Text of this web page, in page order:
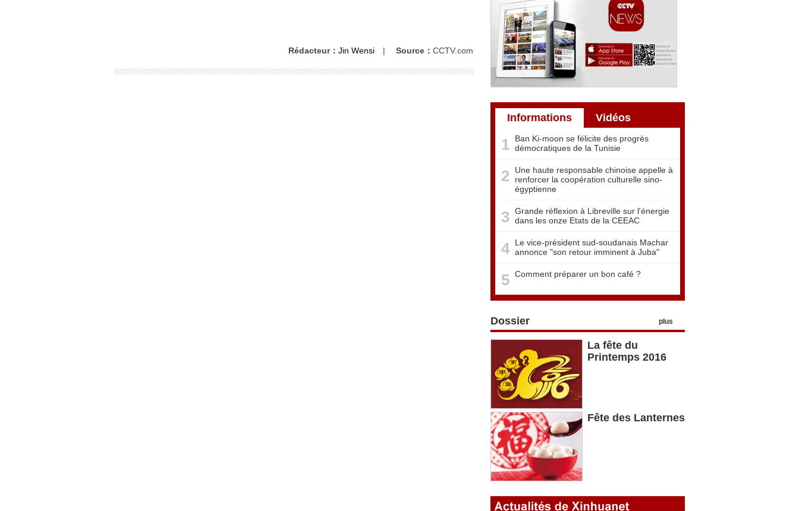
Rédacteur： Jin Wensi | Source： CCTV.com
Informations Vidéos
1
Ban Ki-moon se félicite des progrès
démocratiques de la Tunisie
2
Une haute responsable chinoise appelle à
renforcer la coopération culturelle sino-
égyptienne
3 Grande réflexion à Libreville sur l'énergie
dans les onze Etats de la CEEAC
4
Le vice-président sud-soudanais Machar
annonce "son retour imminent à Juba"
5 Comment préparer un bon café ?
Dossier plus
La fête du
Printemps 2016
Fête des Lanternes